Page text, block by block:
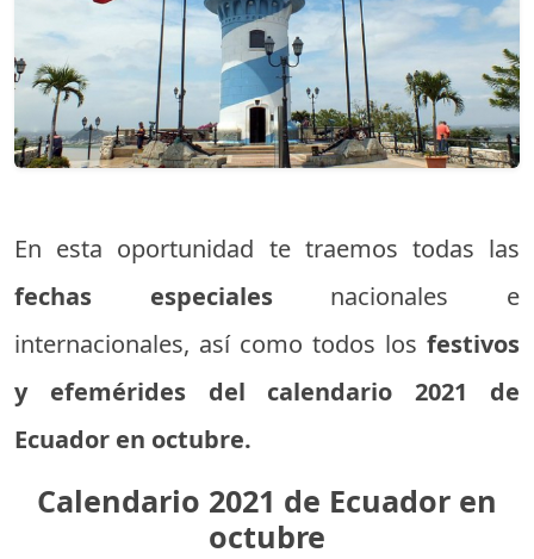
En esta oportunidad te traemos todas las
fechas especialesnacionales e
internacionales, así como todos los festivos
y efemérides del calendario 2021 de
Ecuador en octubre.
Calendario 2021 de Ecuador en
octubre